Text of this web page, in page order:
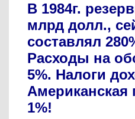
В 1984г.
млрд долл.,
составлял
Расходы на
5%. Налоги
Американская
1%!